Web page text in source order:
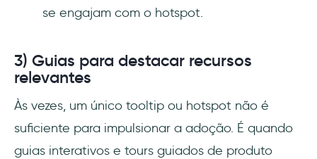
se engajam com o hotspot.
3) Guias para destacar recursos
relevantes
Às vezes, um único tooltip ou hotspot não é
suficiente para impulsionar a adoção. É quando
guias interativos e tours guiados de produto